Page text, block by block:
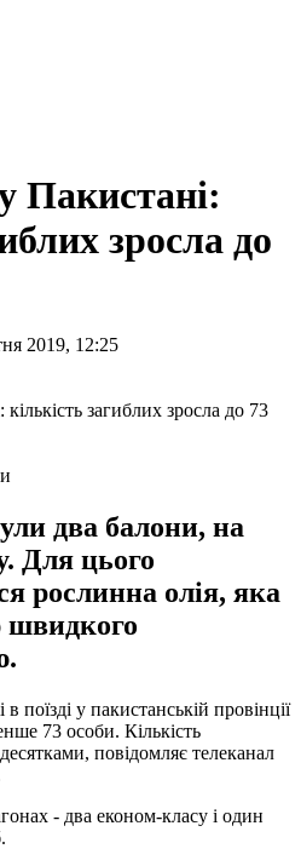
Пакистані:
зросла до
2019, 12:25
два балони, на
Для цього
рослинна олія, яка
швидкого
поїзді у пакистанській провінції
73 особи. Кількість
повідомляє телеканал
- два економ-класу і один